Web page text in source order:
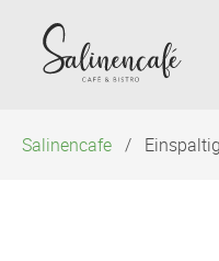
überspringen
Salinencafe